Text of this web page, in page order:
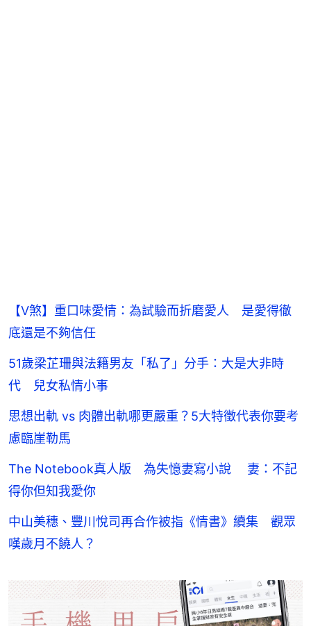
【V煞】重口味愛情：為試驗而折磨愛人 是愛得徹
底還是不夠信任
51歲梁芷珊與法籍男友「私了」分手：大是大非時
代 兒女私情小事
思想出軌 vs 肉體出軌哪更嚴重？5大特徵代表你要考
慮臨崖勒馬
The Notebook真人版 為失憶妻寫小說 妻：不記
得你但知我愛你
中山美穗、豐川悅司再合作被指《情書》續集 觀眾
嘆歲月不饒人？